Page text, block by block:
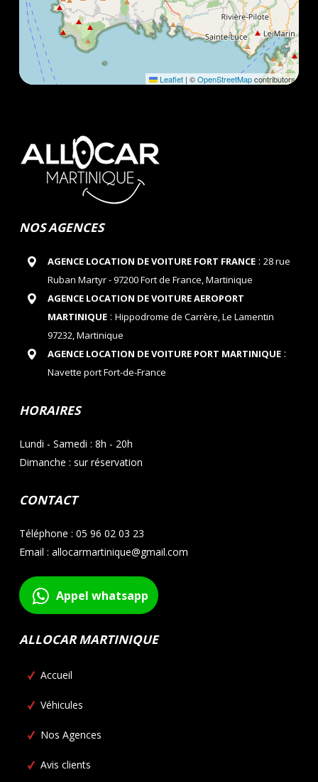
Leaflet | ©OpenStreetMapcontributors
NOS AGENCES
AGENCE LOCATION DE VOITURE FORT FRANCE: 28 rue
Ruban Martyr - 97200 Fort de France, Martinique
AGENCE LOCATION DE VOITURE AEROPORT
MARTINIQUE: Hippodrome de Carrère, Le Lamentin
97232, Martinique
AGENCE LOCATION DE VOITURE PORT MARTINIQUE:
Navette port Fort-de-France
HORAIRES
Lundi - Samedi : 8h - 20h
Dimanche : sur réservation
CONTACT
Téléphone : 05 96 02 03 23
Email : allocarmartinique@gmail.com
Appel whatsapp
ALLOCAR MARTINIQUE
Accueil
Véhicules
Nos Agences
Avis clients